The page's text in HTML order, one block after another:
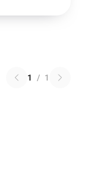
1 / 1